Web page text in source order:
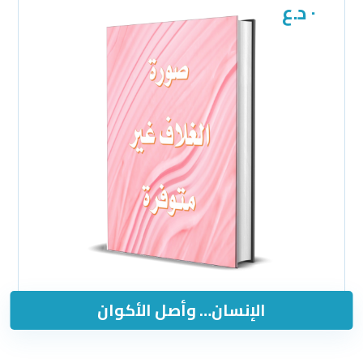
الإنسان… وأصل الأكوان
٠د.ع